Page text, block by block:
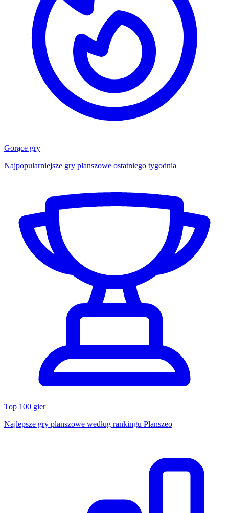
Gorące gry
Najpopularniejsze gry planszowe ostatniego tygodnia
Top 100 gier
Najlepsze gry planszowe według rankingu Planszeo